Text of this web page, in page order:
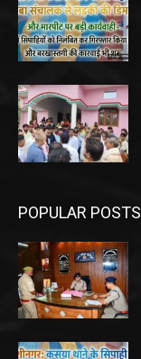
POPULAR POSTS